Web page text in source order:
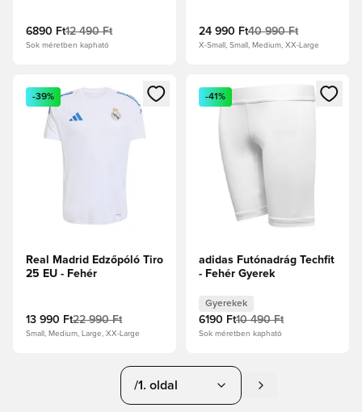
6890 Ft12 490 Ft
Sok méretben kapható
24 990 Ft40 990 Ft
X-Small, Small, Medium, XX-Large
Megnyit egy modált a bejelentkezéshez vagy a tagként
-39%
Real Madrid Edzőpóló Tiro
25 EU - Fehér
13 990 Ft22 990 Ft
Small, Medium, Large, XX-Large
Megnyit egy modált a
-41%
adidas Futónadrág Techfit
- Fehér Gyerek
Gyerekek
6190 Ft10 490 Ft
Sok méretben kapható
/1. oldal